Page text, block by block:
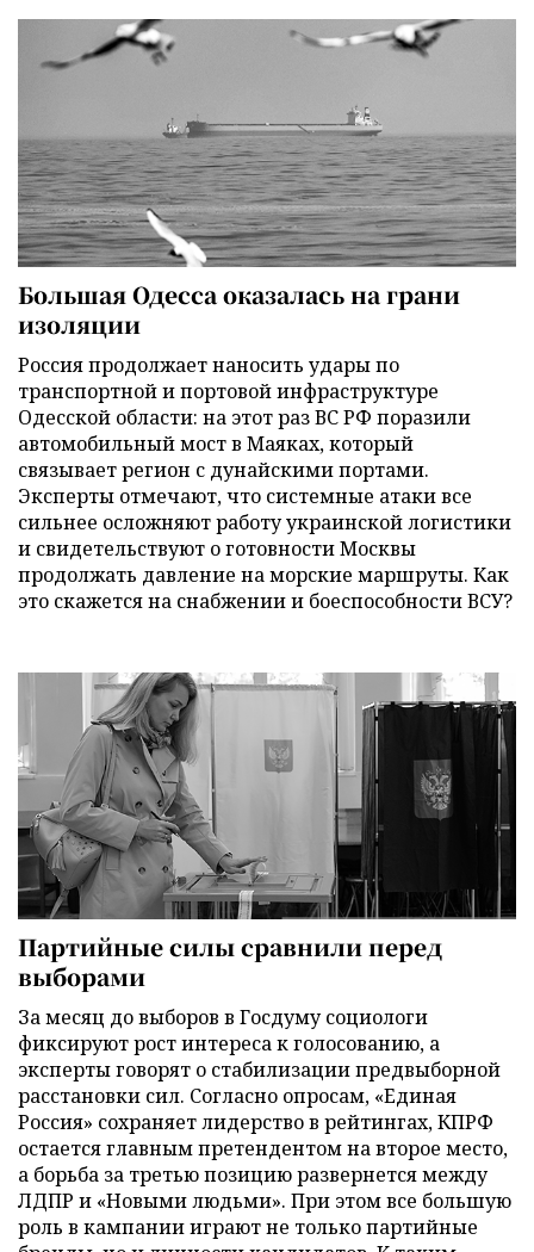
Большая Одесса оказалась на грани
изоляции
Россия продолжает наносить удары по
транспортной и портовой инфраструктуре
Одесской области: на этот раз ВС РФ поразили
автомобильный мост в Маяках, который
связывает регион с дунайскими портами.
Эксперты отмечают, что системные атаки все
сильнее осложняют работу украинской логистики
и свидетельствуют о готовности Москвы
продолжать давление на морские маршруты. Как
это скажется на снабжении и боеспособности ВСУ?
Партийные силы сравнили перед
выборами
За месяц до выборов в Госдуму социологи
фиксируют рост интереса к голосованию, а
эксперты говорят о стабилизации предвыборной
расстановки сил. Согласно опросам, «Единая
Россия» сохраняет лидерство в рейтингах, КПРФ
остается главным претендентом на второе место,
а борьба за третью позицию развернется между
ЛДПР и «Новыми людьми». При этом все большую
роль в кампании играют не только партийные